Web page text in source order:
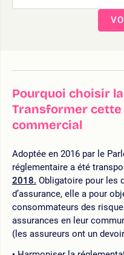
Pourquoi choisir
Transformer
commercial
Adoptée en 2016 par le
réglementaire a été
2018. Obligatoire pour les
d’assurance, elle a pour
consommateurs des
assurances en leur
(les assureurs ont un